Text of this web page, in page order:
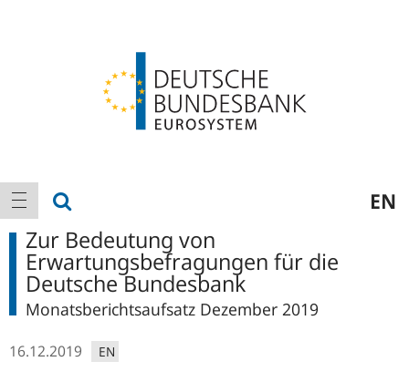
Hauptnavigation
Navigation anzeigen EN
Zur Bedeutung von
Erwartungsbefragungen für die
Deutsche Bundesbank
Monatsberichtsaufsatz Dezember 2019
16.12.2019 EN